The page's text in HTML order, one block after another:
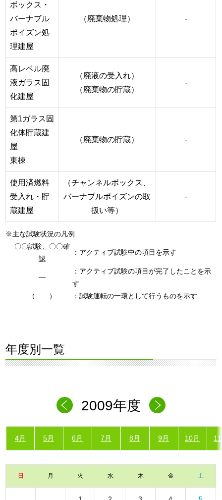
ボックス・
バーナブル
ポイズン処
理建屋
（廃棄物処理） -
高レベル廃
液ガラス固
化建屋
（廃液の受入れ）
（廃棄物の貯蔵）
-
第1ガラス固
化体貯蔵建
屋
東棟
（廃棄物の貯蔵） -
使用済燃料
受入れ・貯
蔵建屋
（チャンネルボックス、
バーナブルポイズンの取
扱い等）
-
※主な試験状況の凡例
〇〇試験、〇〇確
認
：アクティブ試験中の項目を示す
―
：アクティブ試験の項目が完了したことを示
す
（ ）
：試験運転の一環として行うものを示す
年度別一覧
2009年度
4月 5月 6月 7月 8月 9月 10月
日 月 火 水 木 金 土